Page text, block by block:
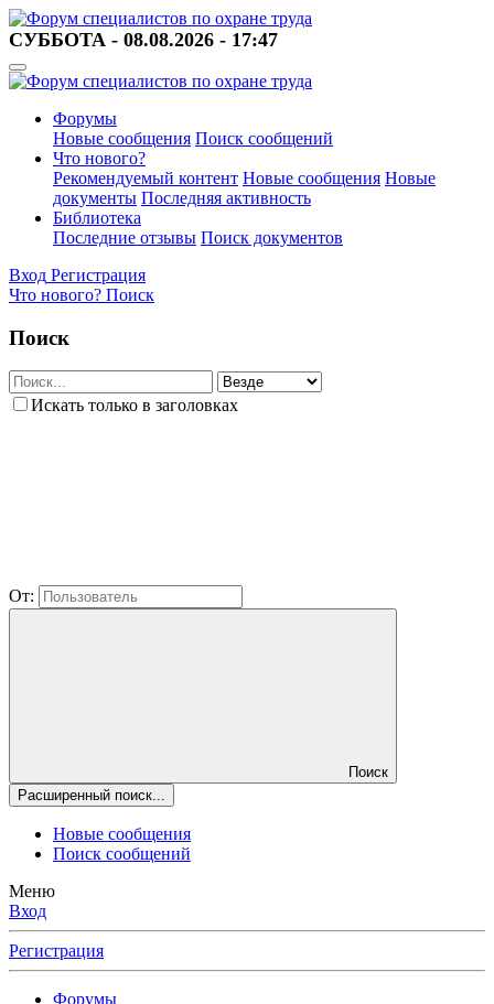
СУББОТА - 08.08.2026 - 17:47
Форумы
Новые сообщения Поиск сообщений
Что нового?
Рекомендуемый контент Новые сообщения Новые
документы Последняя активность
Библиотека
Последние отзывы Поиск документов
Вход Регистрация
Что нового? Поиск
Поиск
Искать только в заголовках
От:
Поиск
Расширенный поиск...
Новые сообщения
Поиск сообщений
Меню
Вход
Регистрация
Форумы